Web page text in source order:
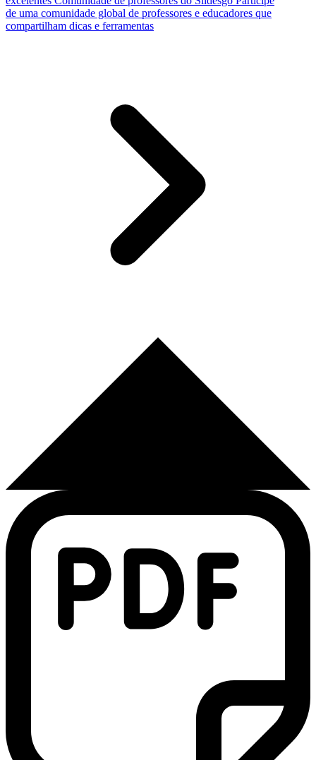
de uma comunidade global de professores e educadores que
compartilham dicas e ferramentas